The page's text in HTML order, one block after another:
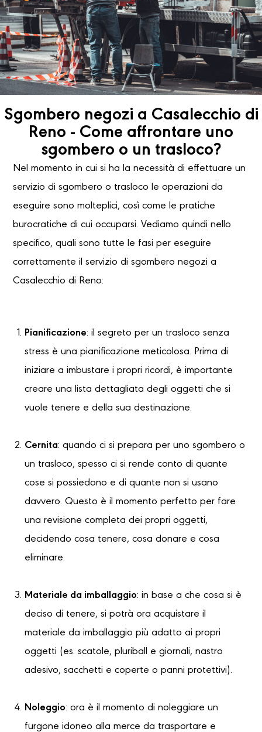
Sgombero negozi a Casalecchio di
Reno - Come affrontare uno
sgombero o un trasloco?
Nel momento in cui si ha la necessità di effettuare un
servizio di sgombero o trasloco le operazioni da
eseguire sono molteplici, così come le pratiche
burocratiche di cui occuparsi. Vediamo quindi nello
specifico, quali sono tutte le fasi per eseguire
correttamente il servizio di sgombero negozi a
Casalecchio di Reno:
Pianificazione: il segreto per un trasloco senza
stress è una pianificazione meticolosa. Prima di
iniziare a imbustare i propri ricordi, è importante
creare una lista dettagliata degli oggetti che si
vuole tenere e della sua destinazione.
Cernita: quando ci si prepara per uno sgombero o
un trasloco, spesso ci si rende conto di quante
cose si possiedono e di quante non si usano
davvero. Questo è il momento perfetto per fare
una revisione completa dei propri oggetti,
decidendo cosa tenere, cosa donare e cosa
eliminare.
Materiale da imballaggio: in base a che cosa si è
deciso di tenere, si potrà ora acquistare il
materiale da imballaggio più adatto ai propri
oggetti (es. scatole, pluriball e giornali, nastro
adesivo, sacchetti e coperte o panni protettivi).
Noleggio: ora è il momento di noleggiare un
furgone idoneo alla merce da trasportare e